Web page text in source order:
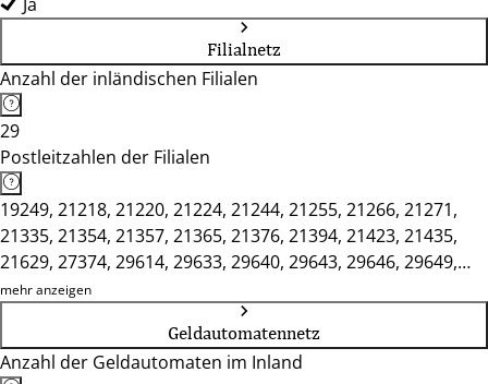
Filialnetz
Anzahl der inländischen Filialen
29
Postleitzahlen der Filialen
19249, 21218, 21220, 21224, 21244, 21255, 21266, 21271,
21335, 21354, 21357, 21365, 21376, 21394, 21423, 21435,
21629, 27374, 29614, 29633, 29640, 29643, 29646, 29649,
29664, 29683, 29690
mehr anzeigen
Geldautomatennetz
Anzahl der Geldautomaten im Inland